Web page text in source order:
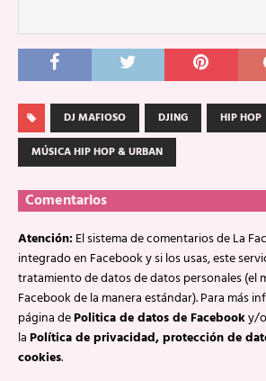
DJ MAFIOSO DJING
HIP HOP
MÚSICA HIP HOP & URBAN
Comentarios
Atención:El sistema de comentarios de La
integrado en Facebook y si los usas, este
tratamiento de datos de datos personales (el
Facebook de la manera estándar). Para más
página dePolitica de datos de Facebooky/
laPolítica de privacidad, protección de
cookies.